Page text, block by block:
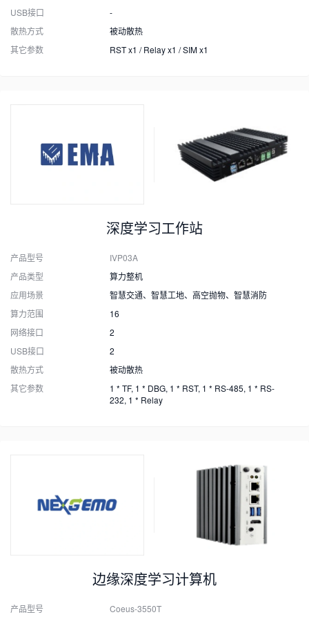
USB接口
-
散热方式
被动散热
其它参数
RST x1 / Relay x1 / SIM x1
深度学习工作站
产品型号
IVP03A
产品类型
算力整机
应用场景
智慧交通、智慧工地、高空抛物、智慧消防
算力范围
16
网络接口
2
USB接口
2
散热方式
被动散热
其它参数
1 * TF, 1 * DBG, 1 * RST, 1 * RS-485, 1 * RS-
232, 1 * Relay
边缘深度学习计算机
产品型号
Coeus-3550T